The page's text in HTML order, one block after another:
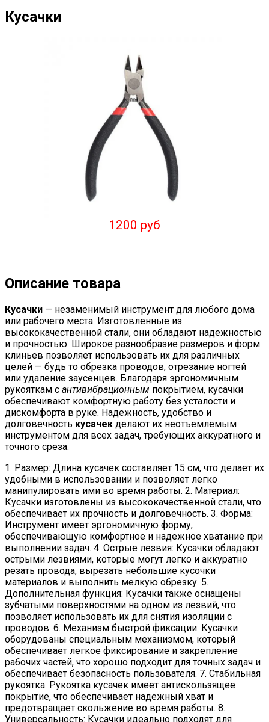
Кусачки
1200 руб
Описание товара
Кусачки — незаменимый инструмент для любого дома
или рабочего места. Изготовленные из
высококачественной стали, они обладают надежностью
и прочностью. Широкое разнообразие размеров и форм
клиньев позволяет использовать их для различных
целей — будь то обрезка проводов, отрезание ногтей
или удаление заусенцев. Благодаря эргономичным
рукояткам с антивибрационным покрытием, кусачки
обеспечивают комфортную работу без усталости и
дискомфорта в руке. Надежность, удобство и
долговечность кусачек делают их неотъемлемым
инструментом для всех задач, требующих аккуратного и
точного среза.
1. Размер: Длина кусачек составляет 15 см, что делает их
удобными в использовании и позволяет легко
манипулировать ими во время работы. 2. Материал:
Кусачки изготовлены из высококачественной стали, что
обеспечивает их прочность и долговечность. 3. Форма:
Инструмент имеет эргономичную форму,
обеспечивающую комфортное и надежное хватание при
выполнении задач. 4. Острые лезвия: Кусачки обладают
острыми лезвиями, которые могут легко и аккуратно
резать провода, вырезать небольшие кусочки
материалов и выполнить мелкую обрезку. 5.
Дополнительная функция: Кусачки также оснащены
зубчатыми поверхностями на одном из лезвий, что
позволяет использовать их для снятия изоляции с
проводов. 6. Механизм быстрой фиксации: Кусачки
оборудованы специальным механизмом, который
обеспечивает легкое фиксирование и закрепление
рабочих частей, что хорошо подходит для точных задач и
обеспечивает безопасность пользователя. 7. Стабильная
рукоятка: Рукоятка кусачек имеет антискользящее
покрытие, что обеспечивает надежный хват и
предотвращает скольжение во время работы. 8.
Универсальность: Кусачки идеально подходят для